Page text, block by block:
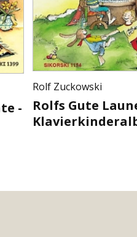
-
Rolf Zuckowski
Rolfs Gute